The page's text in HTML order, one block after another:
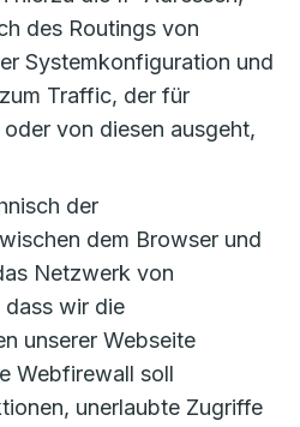
des Routings von
Systemkonfiguration und
Traffic, der für
von diesen ausgeht,
der
dem Browser und
Netzwerk von
wir die
unserer Webseite
Webfirewall soll
unerlaubte Zugriffe